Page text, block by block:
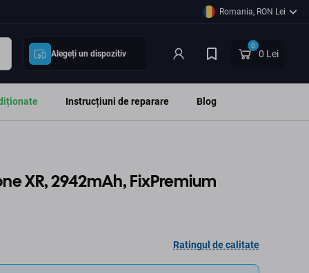
Romania, RON Lei
Alegeți un dispozitiv
0
0 Lei
Instrucțiuni de reparare Blog
XR, 2942mAh, FixPremium
Ratingul de calitate